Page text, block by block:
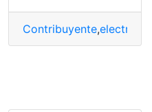
Contribuyente,